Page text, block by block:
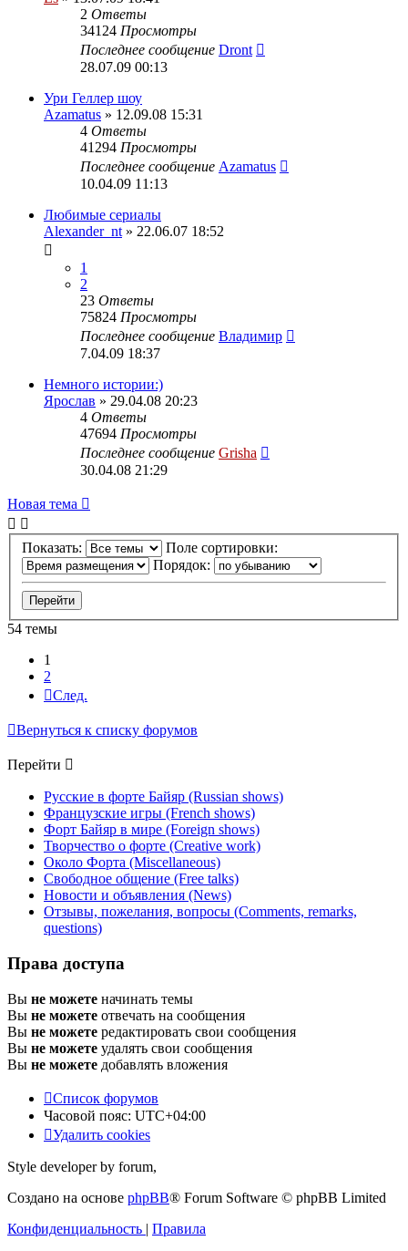
2 Ответы
34124 Просмотры
Последнее сообщение Dront
28.07.09 00:13
Ури Геллер шоу
Azamatus » 12.09.08 15:31
4 Ответы
41294 Просмотры
Последнее сообщение Azamatus
10.04.09 11:13
Любимые сериалы
Alexander_nt » 22.06.07 18:52
1
2
23 Ответы
75824 Просмотры
Последнее сообщение Владимир
7.04.09 18:37
Немного истории:)
Ярослав » 29.04.08 20:23
4 Ответы
47694 Просмотры
Последнее сообщение Grisha
30.04.08 21:29
Новая тема
Показать:
Поле сортировки:
Порядок:
54 темы
1
2
След.
Вернуться к списку форумов
Перейти
Русские в форте Байяр (Russian shows)
Французские игры (French shows)
Форт Байяр в мире (Foreign shows)
Творчество о форте (Creative work)
Около Форта (Miscellaneous)
Свободное общение (Free talks)
Новости и объявления (News)
Отзывы, пожелания, вопросы (Comments, remarks,
questions)
Права доступа
Вы не можете начинать темы
Вы не можете отвечать на сообщения
Вы не можете редактировать свои сообщения
Вы не можете удалять свои сообщения
Вы не можете добавлять вложения
Список форумов
Часовой пояс: UTC+04:00
Удалить cookies
Style developer by forum,
Создано на основе phpBB® Forum Software © phpBB Limited
Конфиденциальность | Правила